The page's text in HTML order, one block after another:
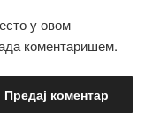
у овом
коментаришем.